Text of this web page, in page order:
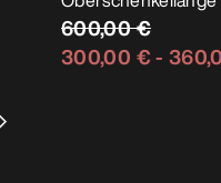
600,00 €
300,00 €-